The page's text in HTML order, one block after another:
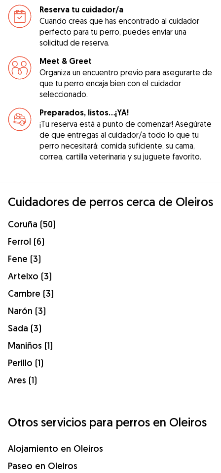
Reserva tu cuidador/a
Cuando creas que has encontrado al cuidador
perfecto para tu perro, puedes enviar una
solicitud de reserva.
Meet & Greet
Organiza un encuentro previo para asegurarte de
que tu perro encaja bien con el cuidador
seleccionado.
Preparados, listos...¡YA!
¡Tu reserva está a punto de comenzar! Asegúrate
de que entregas al cuidador/a todo lo que tu
perro necesitará: comida suficiente, su cama,
correa, cartilla veterinaria y su juguete favorito.
Cuidadores de perros cerca de Oleiros
Coruña (50)
Ferrol (6)
Fene (3)
Arteixo (3)
Cambre (3)
Narón (3)
Sada (3)
Maniños (1)
Perillo (1)
Ares (1)
Otros servicios para perros en Oleiros
Alojamiento en Oleiros
Paseo en Oleiros